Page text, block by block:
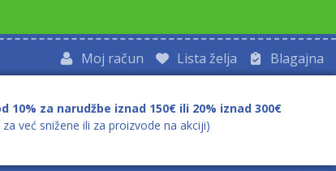
Blagajna
Lista želja
Moj račun
10% za narudžbe iznad 150€ ili 20% iznad 300€
već snižene ili za proizvode na akciji)